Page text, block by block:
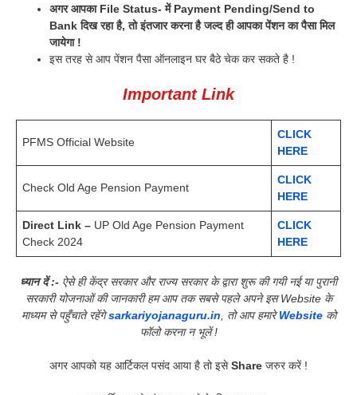
अगर आपका File Status- में Payment Pending/Send to
Bank दिख रहा है, तो इंतजार करना है जल्द ही आपका पेंशन का पैसा मिल
जायेगा !
इस तरह से आप पेंशन पैसा ऑनलाइन घर बैठे चेक कर सकते है !
Important Link
PFMS Official Website
CLICK
HERE
Check Old Age Pension Payment
CLICK
HERE
Direct Link – UP Old Age Pension Payment
Check 2024
CLICK
HERE
ध्यान दें :- ऐसे ही केंद्र सरकार और राज्य सरकार के द्वारा शुरू की गयी नई या पुरानी
सरकारी योजनाओं की जानकारी हम आप तक सबसे पहले अपने इस Website के
माध्यम से पहुँचाते रहेंगेsarkariyojanaguru.in , तो आप हमारेWebsiteको
फॉलो करना न भूलें !
अगर आपको यह आर्टिकल पसंद आया है तो इसेShare जरुर करें !